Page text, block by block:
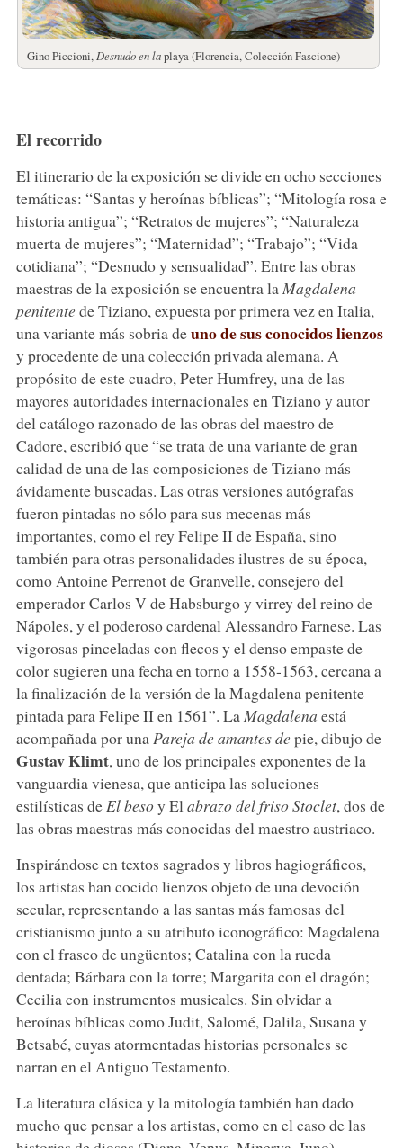
Gino Piccioni, Desnudo en laplaya (Florencia, Colección Fascione)
El recorrido
El itinerario de la exposición se divide en ocho secciones
temáticas: “Santas y heroínas bíblicas”; “Mitología rosa e
historia antigua”; “Retratos de mujeres”; “Naturaleza
muerta de mujeres”; “Maternidad”; “Trabajo”; “Vida
cotidiana”; “Desnudo y sensualidad”. Entre las obras
maestras de la exposición se encuentra laMagdalena
penitentede Tiziano, expuesta por primera vez en Italia,
una variante más sobria deuno de sus conocidos lienzos
y procedente de una colección privada alemana. A
propósito de este cuadro, Peter Humfrey, una de las
mayores autoridades internacionales en Tiziano y autor
del catálogo razonado de las obras del maestro de
Cadore, escribió que “se trata de una variante de gran
calidad de una de las composiciones de Tiziano más
ávidamente buscadas. Las otras versiones autógrafas
fueron pintadas no sólo para sus mecenas más
importantes, como el rey Felipe II de España, sino
también para otras personalidades ilustres de su época,
como Antoine Perrenot de Granvelle, consejero del
emperador Carlos V de Habsburgo y virrey del reino de
Nápoles, y el poderoso cardenal Alessandro Farnese. Las
vigorosas pinceladas con flecos y el denso empaste de
color sugieren una fecha en torno a 1558-1563, cercana a
la finalización de la versión de la Magdalena penitente
pintada para Felipe II en 1561”. LaMagdalena está
acompañada por unaPareja de amantes depie, dibujo de
Gustav Klimt, uno de los principales exponentes de la
vanguardia vienesa, que anticipa las soluciones
estilísticas deEl besoy Elabrazo del friso Stoclet, dos de
las obras maestras más conocidas del maestro austriaco.
Inspirándose en textos sagrados y libros hagiográficos,
los artistas han cocido lienzos objeto de una devoción
secular, representando a las santas más famosas del
cristianismo junto a su atributo iconográfico: Magdalena
con el frasco de ungüentos; Catalina con la rueda
dentada; Bárbara con la torre; Margarita con el dragón;
Cecilia con instrumentos musicales. Sin olvidar a
heroínas bíblicas como Judit, Salomé, Dalila, Susana y
Betsabé, cuyas atormentadas historias personales se
narran en el Antiguo Testamento.
La literatura clásica y la mitología también han dado
mucho que pensar a los artistas, como en el caso de las